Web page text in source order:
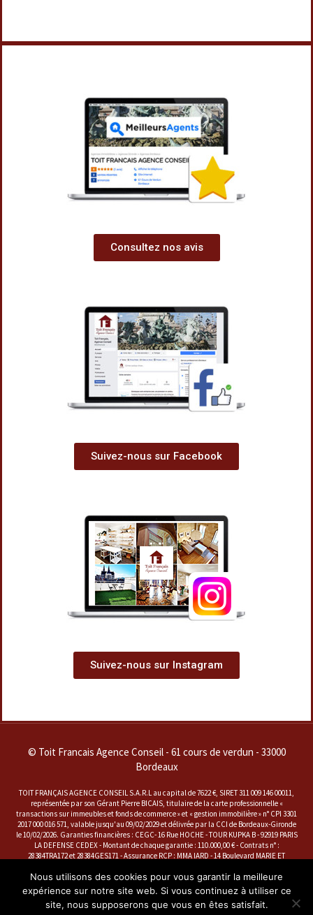
Consultez nos avis
Suivez-nous sur Facebook
Suivez-nous sur Instagram
© Toit Francais Agence Conseil - 61 cours de verdun - 33000
Bordeaux
TOIT FRANÇAIS AGENCE CONSEIL S.A.R.L au capital de 7622 €, SIRET 311 009 146 00011,
représentée par son Gérant Pierre BICAIS, titulaire de la carte professionnelle «
transactions sur immeubles et fonds de commerce » et « gestion immobilière » n° CPI 3301
2017 000 016 571, valable jusqu'au 09/02/2029 et délivrée par la CCI de Bordeaux-Gironde
le 10/02/2026. Garanties financières : CEGC- 16 Rue HOCHE - TOUR KUPKA B - 92919 PARIS
LA DEFENSE CEDEX - Montant de chaque garantie : 110.000,00 € - Contrats n° :
28384TRA172 et 28384GES171 - Assurance RCP : MMA IARD - 14 Boulevard MARIE ET
La société dénommée ''SARL TOIT FRANÇAIS AGENCE CONSEIL'' est représentée par
Monsieur Pierre BICAIS, en sa qualité de seul et unique associé et seul et unique gérant,
titulaire de la carte professionnelle « Transaction sur immeubles et fonds de commerce »
et « Gestion Immobilière », n° CPI 3301 2017 000 016 571, valable jusqu'au 9 février 2029 et
Nous utilisons des cookies pour vous garantir la meilleure
expérience sur notre site web. Si vous continuez à utiliser ce
site, nous supposerons que vous en êtes satisfait.